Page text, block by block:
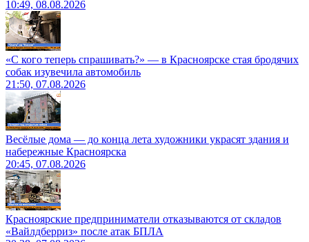
10:49, 08.08.2026
«С кого теперь спрашивать?» — в Красноярске стая бродячих
собак изувечила автомобиль
21:50, 07.08.2026
Весёлые дома — до конца лета художники украсят здания и
набережные Красноярска
20:45, 07.08.2026
Красноярские предприниматели отказываются от складов
«Вайлдберриз» после атак БПЛА